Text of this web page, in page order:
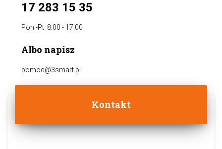
17 283 15 35
Pon -Pt 8:00 - 17:00
Albo napisz
pomoc@3smart.pl
Kontakt